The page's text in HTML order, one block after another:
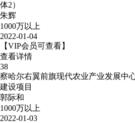
体2）
朱辉
1000万以上
2022-01-04
【VIP会员可查看】
查看详情
38
察哈尔右翼前旗现代农业产业发展中
建设项目
郭际和
1000万以上
2022-01-03